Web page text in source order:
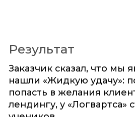
Результат
Заказчик сказал, что мы
нашли «Жидкую удачу»:
попасть в желания
лендингу, у «Логвартса»